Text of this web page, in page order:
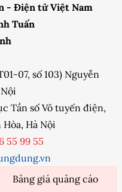
- Điện tử Việt Nam
Tuấn
07, số 103) Nguyễn
Tần số Vô tuyến điện,
Hà Nội
55 99 55
Bảng giá quảng cáo